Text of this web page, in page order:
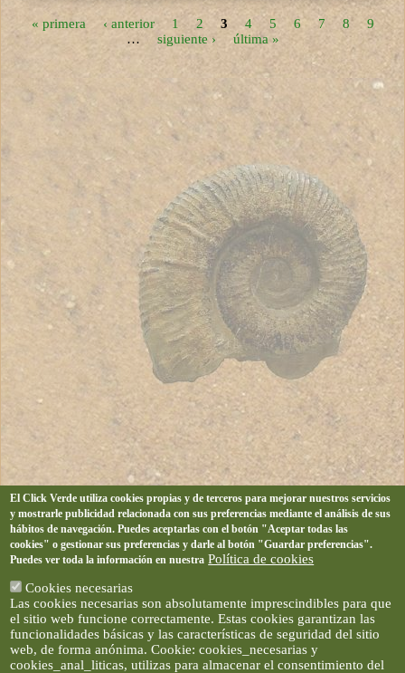
Páginas
« primera ‹ anterior 1 2 3 4 5 6 7 8
9
…
siguiente › última »
El Click Verde utiliza cookies propias y de terceros para mejorar nuestros servicios
y mostrarle publicidad relacionada con sus preferencias mediante el análisis de sus
hábitos de navegación. Puedes aceptarlas con el botón "Aceptar todas las
cookies" o gestionar sus preferencias y darle al botón "Guardar preferencias".
Puedes ver toda la información en nuestra Política de cookies
Cookies necesarias
Las cookies necesarias son absolutamente imprescindibles para que
el sitio web funcione correctamente. Estas cookies garantizan las
funcionalidades básicas y las características de seguridad del sitio
web, de forma anónima. Cookie: cookies_necesarias y
cookies_anal_liticas, utilizas para almacenar el consentimiento del